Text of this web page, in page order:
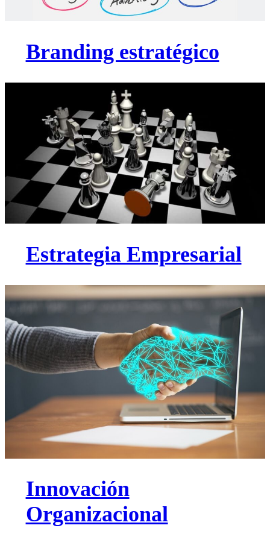
Branding estratégico
Estrategia Empresarial
Innovación
Organizacional